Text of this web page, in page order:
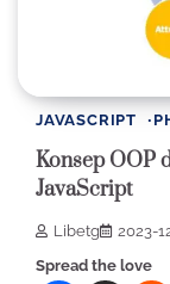
JAVASCRIPT
Konsep OOP
JavaScript
Libetg 2023-
Spread the love